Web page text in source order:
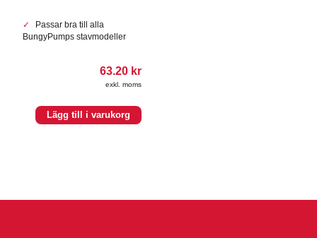
Passar bra till alla
BungyPumps stavmodeller
63.20 kr
exkl. moms
Lägg till i varukorg